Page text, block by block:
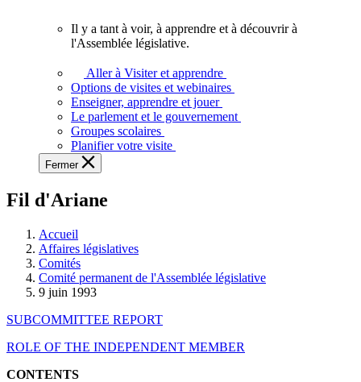
voir,
apprendre
et
à
à
législative.
Il y a tant à voir, à apprendre et à découvrir à
l'Assemblée législative.
Aller à Visiter et apprendre
Options de visites et webinaires
Enseigner, apprendre et jouer
Le parlement et le gouvernement
Groupes scolaires
Planifier votre visite
Fermer
Fil d'Ariane
Accueil
Affaires législatives
Comités
Comité permanent de l'Assemblée législative
9 juin 1993
SUBCOMMITTEE REPORT
ROLE OF THE INDEPENDENT MEMBER
CONTENTS